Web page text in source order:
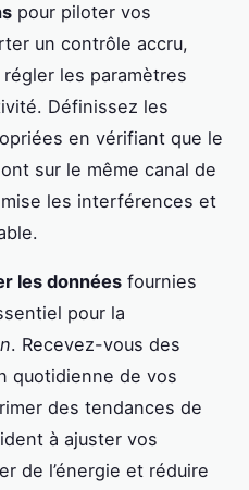
pour piloter vos
un contrôle accru,
les paramètres
Définissez les
en vérifiant que le
sur le même canal de
les interférences et
les données fournies
pour la
. Recevez-vous des
quotidienne de vos
des tendances de
à ajuster vos
de l’énergie et réduire